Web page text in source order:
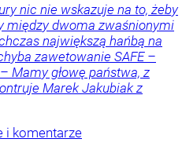
nic nie wskazuje na to, żeby
między dwoma zwaśnionymi
największą hańbą na
zawetowanie SAFE –
Mamy głowę państwa, z
Marek Jakubiak z
i komentarze